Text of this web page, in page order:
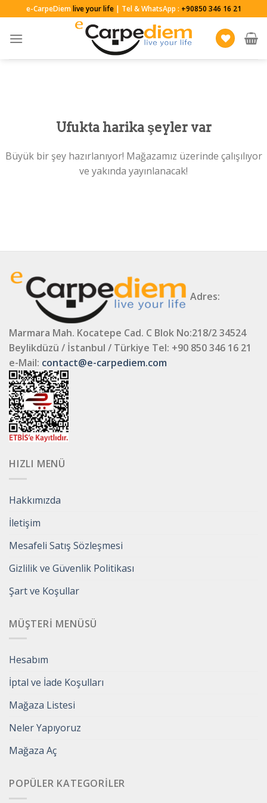
to
content
e-CarpeDiemlive your life| Tel & WhatsApp : +90850 346 16 21
Ufukta harika şeyler var
Büyük bir şey hazırlanıyor! Mağazamız üzerinde çalışılıyor
ve yakında yayınlanacak!
Adres:
Marmara Mah. Kocatepe Cad. C Blok No:218/2 34524
Beylikdüzü / İstanbul / Türkiye Tel: +90 850 346 16 21
e-Mail: contact@e-carpediem.com
HIZLI MENÜ
Hakkımızda
İletişim
Mesafeli Satış Sözleşmesi
Gizlilik ve Güvenlik Politikası
Şart ve Koşullar
MÜŞTERI MENÜSÜ
Hesabım
İptal ve İade Koşulları
Mağaza Listesi
Neler Yapıyoruz
Mağaza Aç
POPÜLER KATEGORILER